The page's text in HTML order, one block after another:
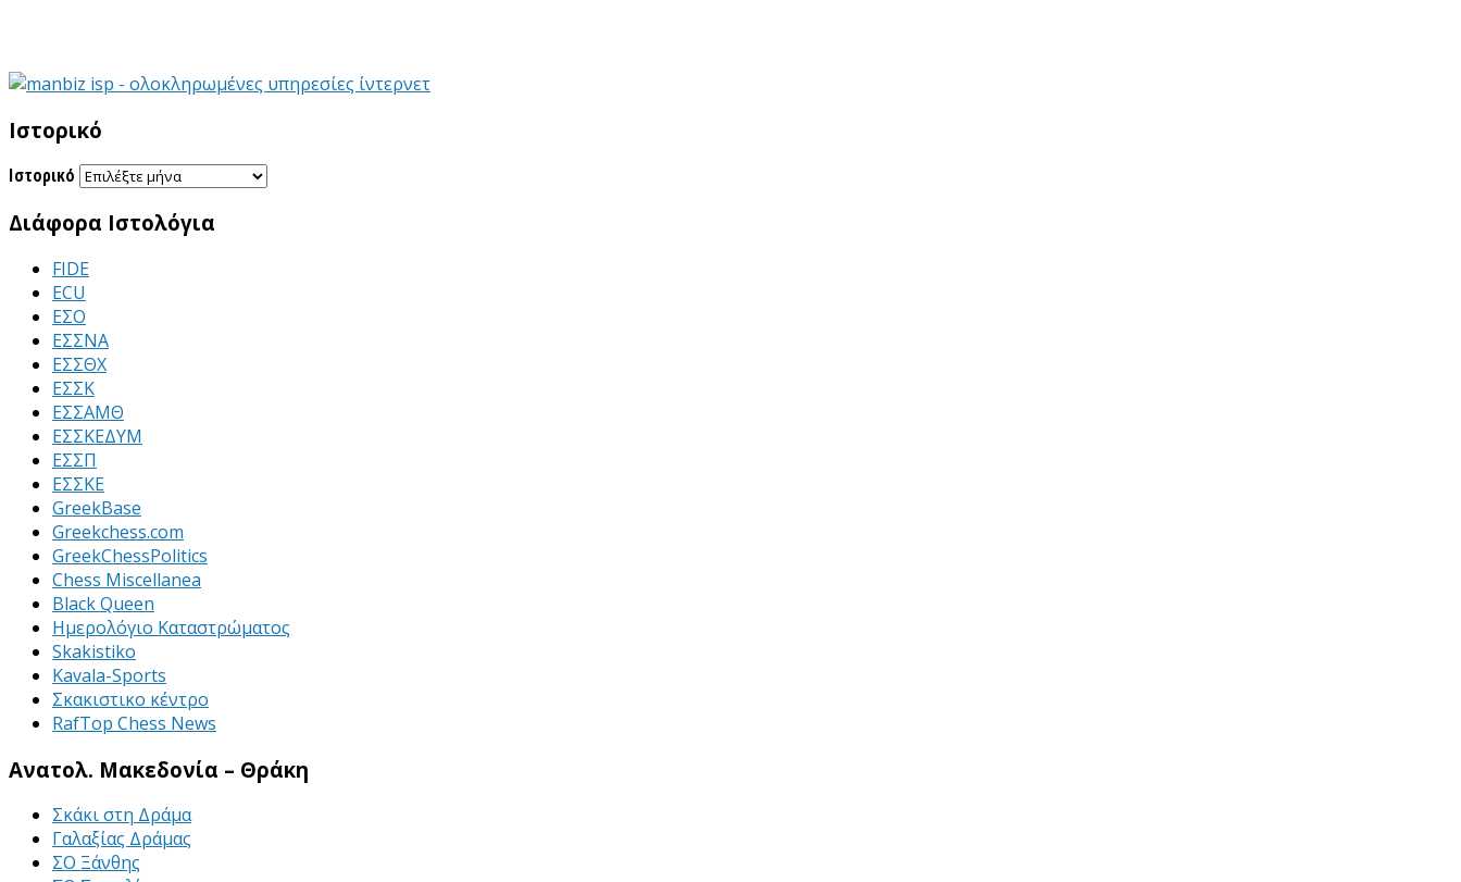
Ιστορικό
Ιστορικό
Διάφορα Ιστολόγια
FIDE
ECU
ΕΣΟ
ΕΣΣΝΑ
ΕΣΣΘΧ
ΕΣΣΚ
ΕΣΣΑΜΘ
ΕΣΣΚΕΔΥΜ
ΕΣΣΠ
ΕΣΣΚΕ
GreekBase
Greekchess.com
GreekChessPolitics
Chess Miscellanea
Black Queen
Ημερολόγιο Καταστρώματος
Skakistiko
Kavala-Sports
Σκακιστικο κέντρο
RafTop Chess News
Ανατολ. Μακεδονία – Θράκη
Σκάκι στη Δράμα
Γαλαξίας Δράμας
ΣΟ Ξάνθης